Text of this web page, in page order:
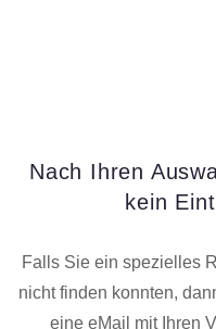
Nach Ihren
kein
Falls Sie ein spezielles
nicht finden konnten,
eine eMail mit Ihren